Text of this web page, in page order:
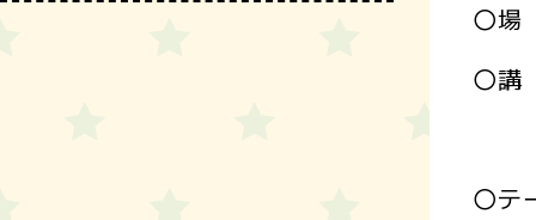
〇場
〇講
〇テ